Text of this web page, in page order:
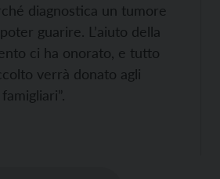
diagnostica un tumore
guarire. L’aiuto della
ci ha onorato, e tutto
verrà donato agli